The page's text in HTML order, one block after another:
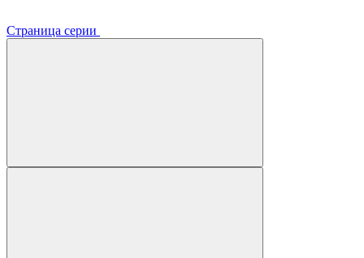
Страница серии